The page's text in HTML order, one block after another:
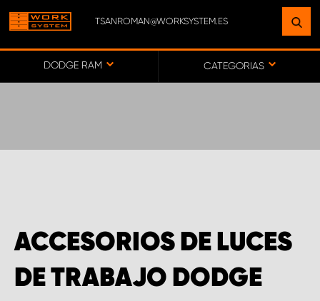
TSANROMAN@WORKSYSTEM.ES
DODGE RAM CATEGORIAS
ACCESORIOS DE LUCES
DE TRABAJO DODGE
ENCUENTRE UNA INSTALACIÓN
CERCA DE USTED